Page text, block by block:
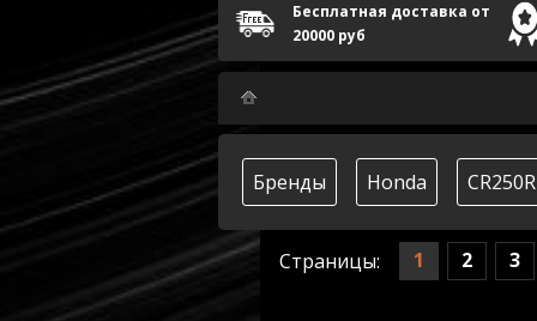
Бренды Honda CR250R
Страницы: 1 2 3
Бесплатная доставка от
20000 руб